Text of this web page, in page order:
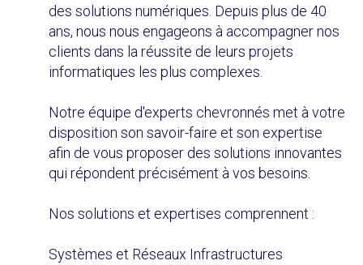
des solutions numériques. Depuis plus de 40
ans, nous nous engageons à accompagner nos
clients dans la réussite de leurs projets
informatiques les plus complexes.
Notre équipe d'experts chevronnés met à votre
disposition son savoir-faire et son expertise
afin de vous proposer des solutions innovantes
qui répondent précisément à vos besoins.
Nos solutions et expertises comprennent :
Systèmes et Réseaux Infrastructures